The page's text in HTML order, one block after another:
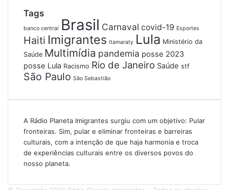
Tags
banco central Brasil Carnaval covid-19 Esportes
Haiti Imigrantes Itamaraty Lula Ministério da
Saúde Multimídia pandemia posse 2023
posse Lula Racismo Rio de Janeiro Saúde stf
São Paulo São Sebastião
A Rádio Planeta Imigrantes surgiu com um objetivo: Pular
fronteiras. Sim, pular e eliminar fronteiras e barreiras
culturais, com a intenção de que haja harmonia e troca
de experiências culturais entre os diversos povos do
nosso planeta.